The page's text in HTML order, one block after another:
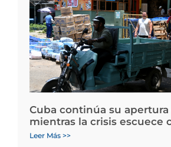
Cuba continúa su
mientras la crisis escuece
Leer Más >>